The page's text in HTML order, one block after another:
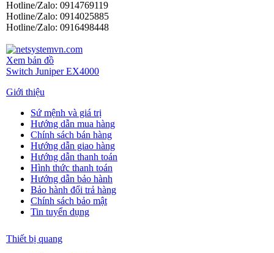
Hotline/Zalo: 0914769119
Hotline/Zalo: 0914025885
Hotline/Zalo: 0916498448
Xem bản đồ
Switch Juniper EX4000
Giới thiệu
Sứ mệnh và giá trị
Hướng dẫn mua hàng
Chính sách bán hàng
Hướng dẫn giao hàng
Hướng dẫn thanh toán
Hình thức thanh toán
Hướng dẫn bảo hành
Bảo hành đổi trả hàng
Chính sách bảo mật
Tin tuyển dụng
Thiết bị quang